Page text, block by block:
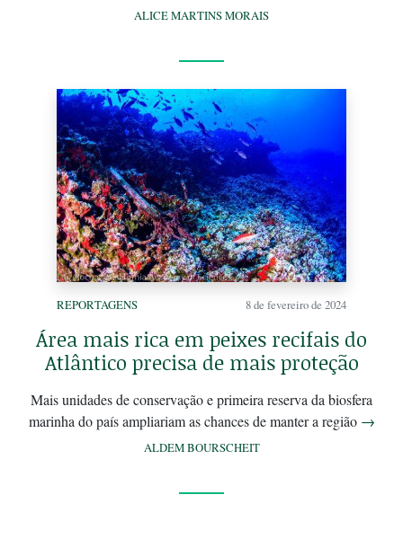
ALICE MARTINS MORAIS
REPORTAGENS 8 de fevereiro de 2024
Área mais rica em peixes recifais do
Atlântico precisa de mais proteção
Mais unidades de conservação e primeira reserva da biosfera
marinha do país ampliariam as chances de manter a região →
ALDEM BOURSCHEIT